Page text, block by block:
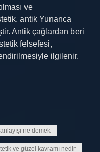
ve
antik Yunanca
Antik çağlardan beri
felsefesi,
ilgilenir.
ne demek
ve güzel kavramı nedir